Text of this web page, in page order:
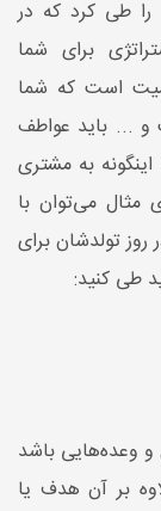
را طی کرد که در
برای شما
است که شما
و ... باید عواطف
به مشتری
مثال می‌توان با
روز تولدشان برای
طی کنید:
وعده‌هایی باشد
بر آن هدف یا